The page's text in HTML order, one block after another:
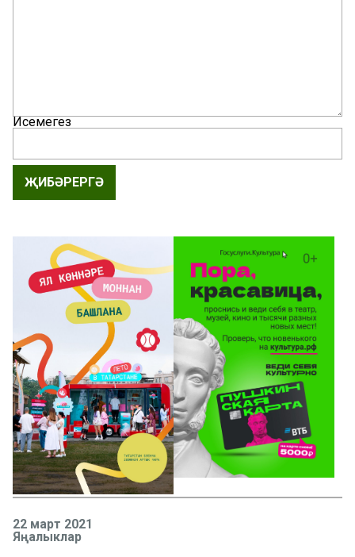
Исемегез
ҖИБӘРЕРГӘ
22 март 2021
Яңалыклар